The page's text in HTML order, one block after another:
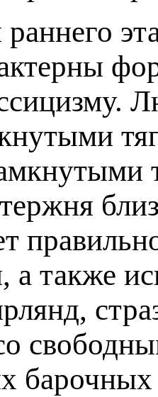
а также